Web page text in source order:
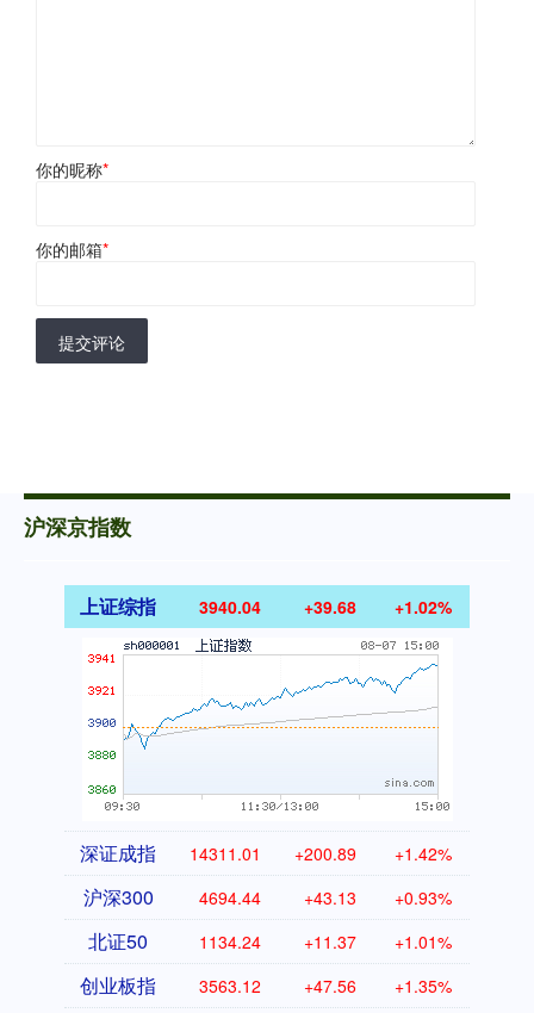
你的昵称*
你的邮箱*
提交评论
沪深京指数
上证综指 3940.04 +39.68 +1.02%
深证成指 14311.01 +200.89 +1.42%
沪深300 4694.44 +43.13 +0.93%
北证50 1134.24 +11.37 +1.01%
创业板指 3563.12 +47.56 +1.35%